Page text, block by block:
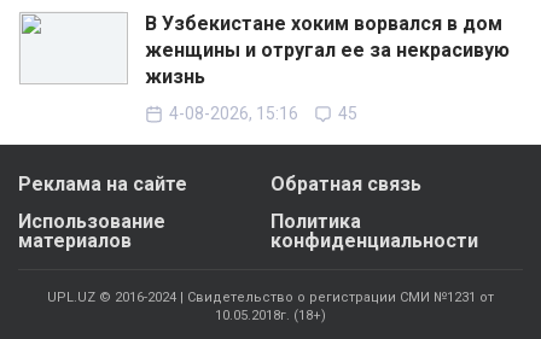
В Узбекистане хоким ворвался в дом
женщины и отругал ее за некрасивую
жизнь
4-08-2026, 15:16 45
Реклама на сайте
Обратная связь
Использование
материалов
Политика
конфиденциальности
UPL.UZ © 2016-2024 | Свидетельство о регистрации СМИ №1231 от
10.05.2018г. (18+)